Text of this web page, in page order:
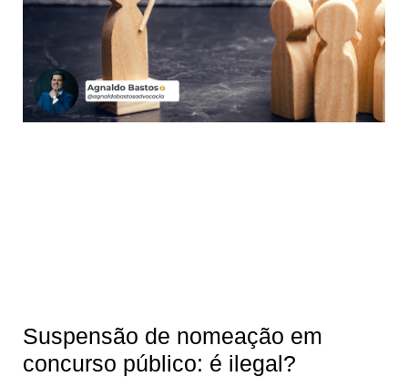
Suspensão de nomeação em
concurso público: é ilegal?